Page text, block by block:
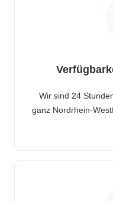
Wir sind 24
ganz Nordrhein-